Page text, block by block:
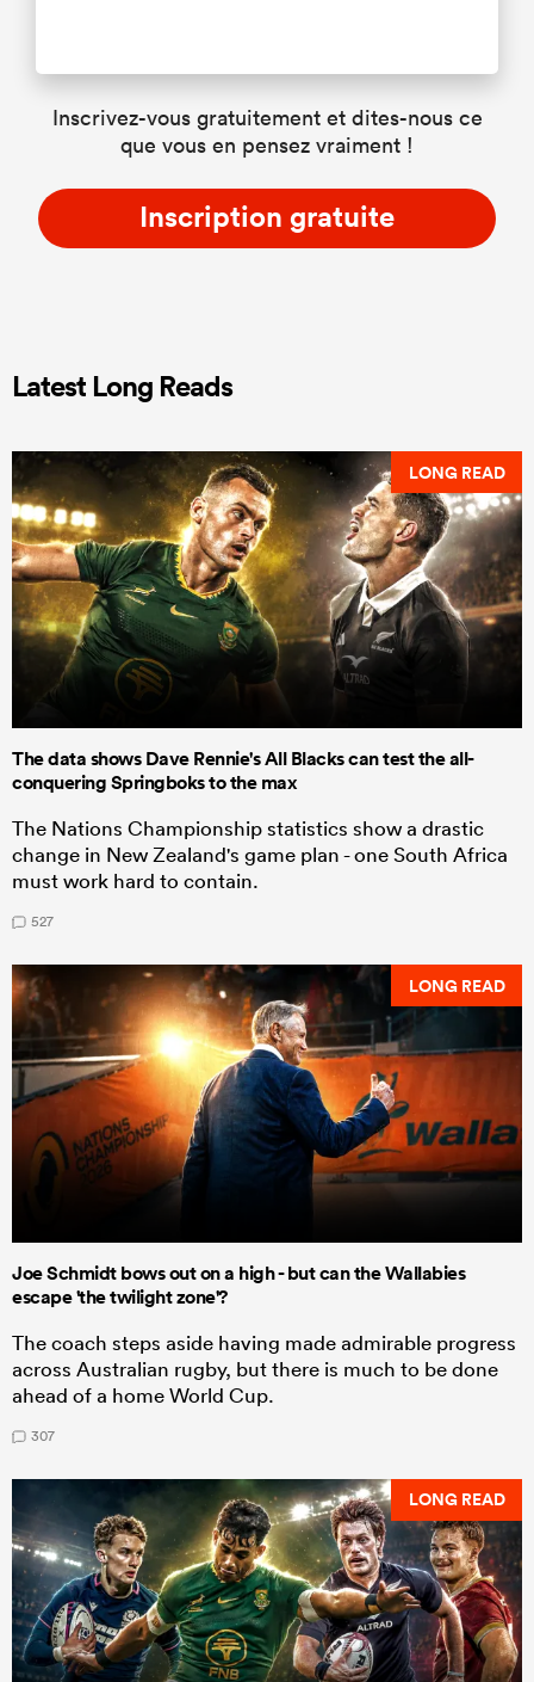
Inscrivez-vous gratuitement et dites-nous ce
que vous en pensez vraiment !
Inscription gratuite
Latest Long Reads
LONG READ
The data shows Dave Rennie's All Blacks can test the all-
conquering Springboks to the max
The Nations Championship statistics show a drastic
change in New Zealand's game plan - one South Africa
must work hard to contain.
527
LONG READ
Joe Schmidt bows out on a high - but can the Wallabies
escape 'the twilight zone'?
The coach steps aside having made admirable progress
across Australian rugby, but there is much to be done
ahead of a home World Cup.
307
LONG READ